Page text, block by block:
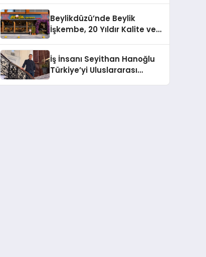
Beylikdüzü’nde Beylik
İşkembe, 20 Yıldır Kalite ve
İş İnsanı Seyithan Hanoğlu
Türkiye’yi Uluslararası